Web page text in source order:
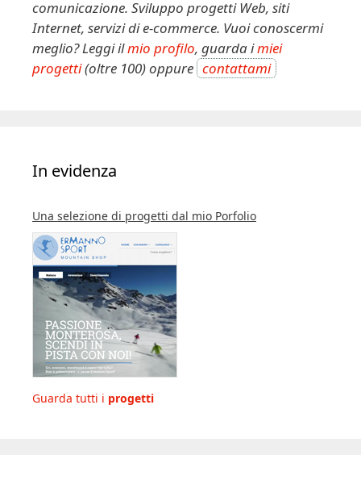
comunicazione. Sviluppo progetti Web, siti
Internet, servizi di e-commerce. Vuoi conoscermi
meglio? Leggi ilmio profilo, guarda imiei
progetti(oltre 100) oppure contattami
In evidenza
Una selezione di progetti dal mio Porfolio
Guarda tutti i progetti